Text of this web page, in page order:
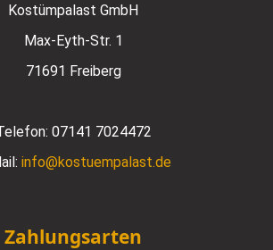
Kostümpalast GmbH
Max-Eyth-Str. 1
71691 Freiberg
07141 7024472
info@kostuempalast.de
Zahlungsarten